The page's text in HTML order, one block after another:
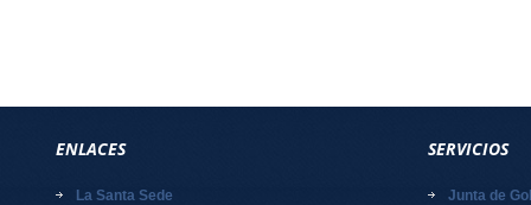
ENLACES
La Santa Sede
SERVICIOS
Junta de